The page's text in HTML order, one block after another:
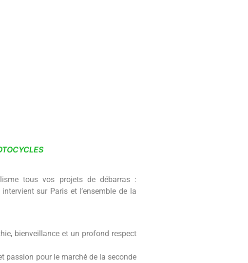
tous vos projets de débarras :
sur Paris et l’ensemble de la
bienveillance et un profond respect
passion pour le marché de la seconde